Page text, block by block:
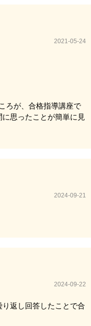
2021-05-24
ろが、合格指導講座で
思ったことが簡単に見
2024-09-21
2024-09-22
返し回答したことで合